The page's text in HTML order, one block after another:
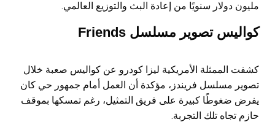
مليون دولار سنويًا من إعادة البث والتوزيع العالمي.
كواليس تصوير مسلسل Friends
كشفت الممثلة الأمريكية ليزا كودرو عن كواليس صعبة خلال
تصوير مسلسل فريندز، مؤكدة أن العمل أمام جمهور حي كان
يفرض ضغوطًا كبيرة على فريق التمثيل، رغم تمسكها بموقف
حازم تجاه تلك التجربة.